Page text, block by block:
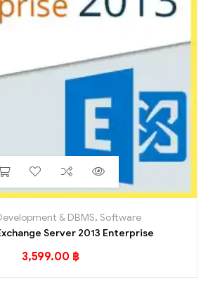
& DBMS, Software
Server 2013 Enterprise
3,599.00 ฿